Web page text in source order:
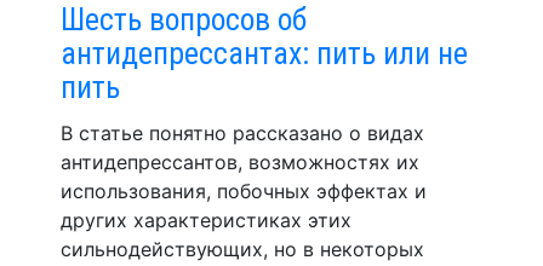
Шесть вопросов об
антидепрессантах: пить или не
пить
В статье понятно рассказано о видах
антидепрессантов, возможностях их
использования, побочных эффектах и
других характеристиках этих
сильнодействующих, но в некоторых